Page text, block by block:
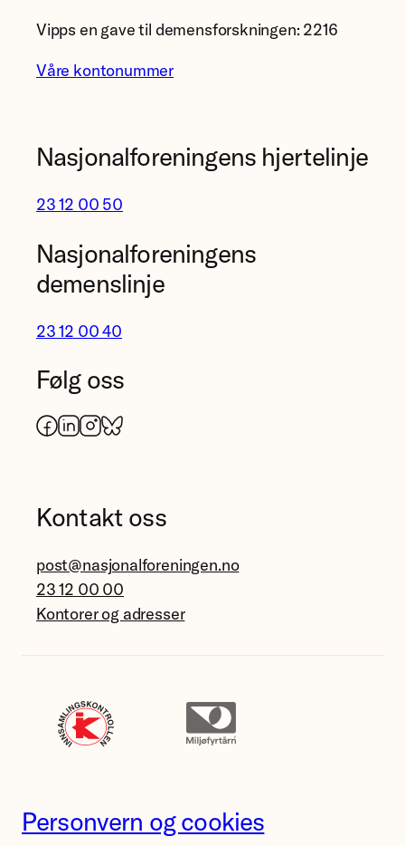
Vipps en gave til demensforskningen: 2216
Våre kontonummer
Nasjonalforeningens hjertelinje
23 12 00 50
Nasjonalforeningens
demenslinje
23 12 00 40
Følg oss
Facebook
LinkedIn
Instagram
Bluesky
Kontakt oss
post@nasjonalforeningen.no
23 12 00 00
Kontorer og adresser
Personvern og cookies